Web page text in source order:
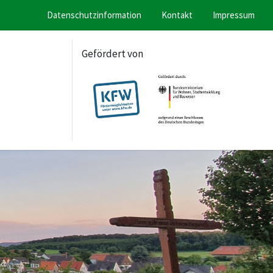
Datenschutzinformation Kontakt Impressum
Gefördert von